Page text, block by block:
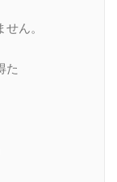
ん。
た